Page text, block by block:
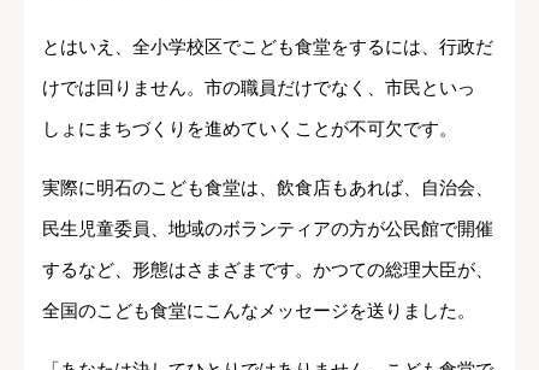
とはいえ、全小学校区でこども食堂をするには、行政だ
けでは回りません。市の職員だけでなく、市民といっ
しょにまちづくりを進めていくことが不可欠です。
実際に明石のこども食堂は、飲食店もあれば、自治会、
民生児童委員、地域のボランティアの方が公民館で開催
するなど、形態はさまざまです。かつての総理大臣が、
全国のこども食堂にこんなメッセージを送りました。